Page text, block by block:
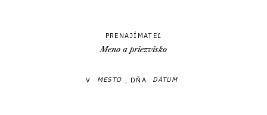
PRENAJÍMATEĽ
Meno a priezvisko
V , DŇA